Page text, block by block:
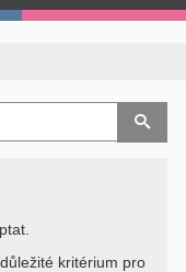
kritérium pro